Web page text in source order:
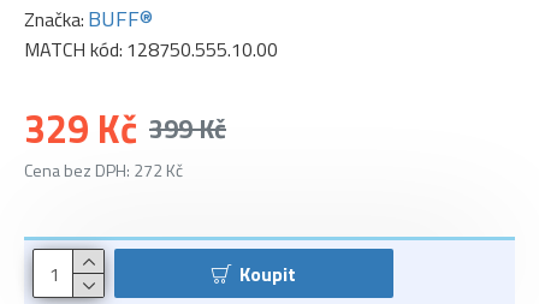
329 Kč 399 Kč
Cena bez DPH: 272 Kč
Značka: BUFF®
MATCH kód: 128750.555.10.00
Koupit